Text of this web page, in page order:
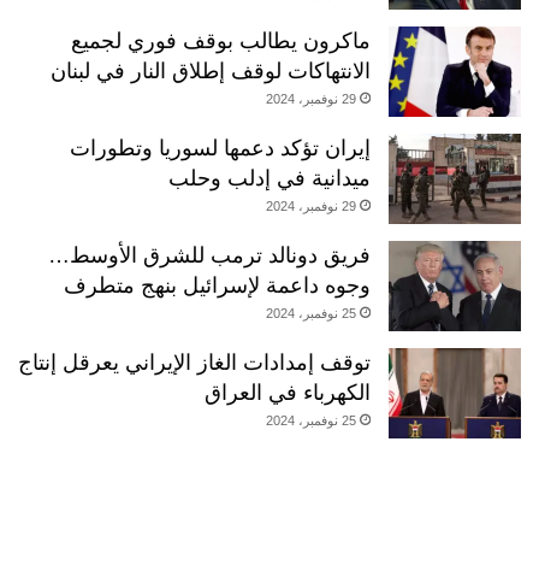
ماكرون يطالب بوقف فوري لجميع
الانتهاكات لوقف إطلاق النار في لبنان
29 نوفمبر، 2024
إيران تؤكد دعمها لسوريا وتطورات
ميدانية في إدلب وحلب
29 نوفمبر، 2024
فريق دونالد ترمب للشرق الأوسط…
وجوه داعمة لإسرائيل بنهج متطرف
25 نوفمبر، 2024
توقف إمدادات الغاز الإيراني يعرقل إنتاج
الكهرباء في العراق
25 نوفمبر، 2024